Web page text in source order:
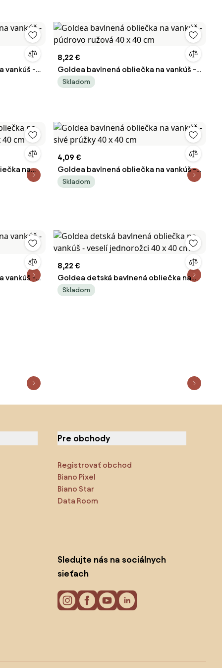
vankúš -
8,22 €
Goldea bavlnená obliečka na vankúš -
púdrovo ružová 40 x 40 cm
Skladom
na
cm
4,09 €
Goldea bavlnená obliečka na vankúš -
sivé prúžky 40 x 40 cm
Skladom
vankúš -
8,22 €
Goldea detská bavlnená obliečka na
vankúš - veselí jednorožci 40 x 40 cm
Skladom
Pre obchody
Registrovať obchod
Biano Pixel
Biano Star
Data Room
Sledujte nás na sociálnych
sieťach